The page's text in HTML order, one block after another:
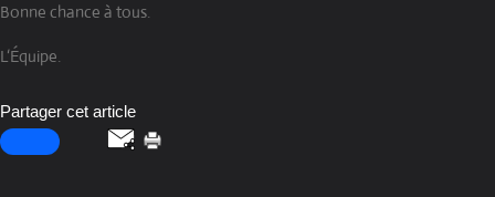
Bonne chance à tous.
L‘Équipe.
Partager cet article